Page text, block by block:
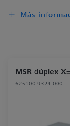
Más
MSR dúplex
626100-9324-000